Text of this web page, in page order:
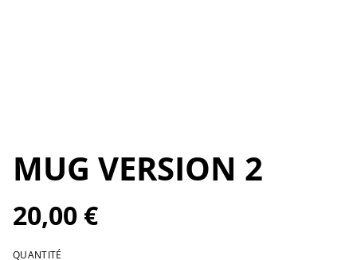
MUG VERSION 2
20,00 €
QUANTITÉ